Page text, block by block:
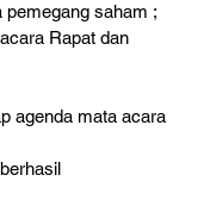
pemegang saham ;
Rapat dan
agenda mata acara